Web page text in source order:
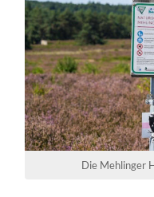
Die Mehlinger